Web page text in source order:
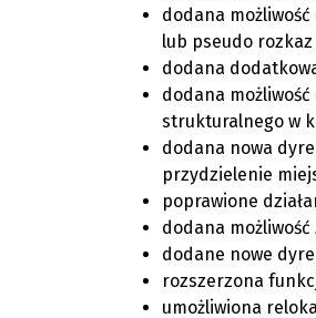
dodana
lub pseudo rozkaz
dodana
dodana
strukturalnego w
dodana nowa
przydzielenie
poprawione
dodana
dodane nowe
rozszerzona
umożliwiona